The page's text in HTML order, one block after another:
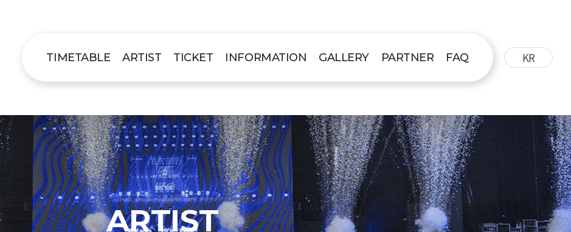
TIMETABLE ARTIST TICKET INFORMATION GALLERY PARTNER FAQ KR
ARTIST